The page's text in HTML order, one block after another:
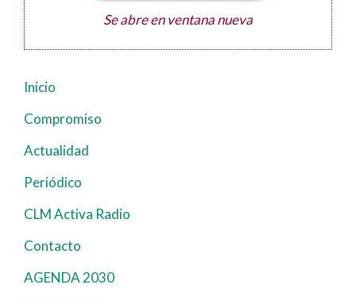
Se abre en ventana nueva
Navegación
principal
Inicio
Compromiso
Actualidad
Periódico
CLM Activa Radio
Contacto
AGENDA 2030